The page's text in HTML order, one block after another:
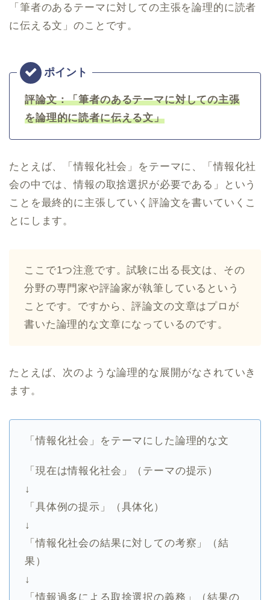
「筆者のあるテーマに対しての主張を論理的に読者
に伝える文」のことです。
評論文：「筆者のあるテーマに対しての主張
を論理的に読者に伝える文」
たとえば、「情報化社会」をテーマに、「情報化社
会の中では、情報の取捨選択が必要である」という
ことを最終的に主張していく評論文を書いていくこ
とにします。
ここで1つ注意です。試験に出る長文は、その
分野の専門家や評論家が執筆しているという
ことです。ですから、評論文の文章はプロが
書いた論理的な文章になっているのです。
たとえば、次のような論理的な展開がなされていき
ます。
「情報化社会」をテーマにした論理的な文
「現在は情報化社会」（テーマの提示）
↓
「具体例の提示」（具体化）
↓
「情報化社会の結果に対しての考察」（結
果）
↓
「情報過多による取捨選択の義務」（結果の